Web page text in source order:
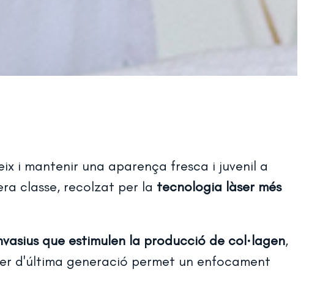
i mantenir una aparença fresca i juvenil a
classe, recolzat per la tecnologia làser més
que estimulen la producció de col·lagen,
d'última generació permet un enfocament